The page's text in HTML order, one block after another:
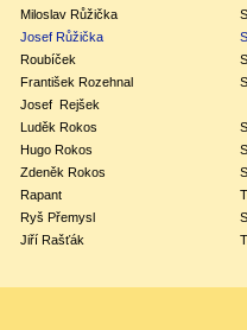
Miloslav Růžička
Josef Růžička
Roubíček
František Rozehnal
Josef Rejšek
Luděk Rokos
Hugo Rokos
Zdeněk Rokos
Rapant
Ryš Přemysl
Jiří Rašťák